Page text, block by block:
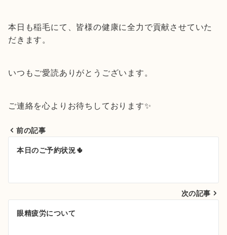
本日も稲毛にて、皆様の健康に全力で貢献させていた
だきます。
いつもご愛読ありがとうございます。
ご連絡を心よりお待ちしております✨
投
ビ
ゲ
前の記事
本日のご予約状況🌵
次の記事
眼精疲労について